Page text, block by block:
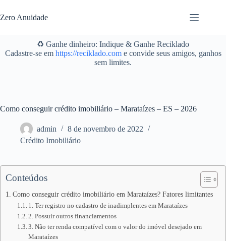
para
o
Zero Anuidade
♻️ Ganhe dinheiro: Indique & Ganhe Reciklado
Cadastre-se em https://reciklado.come convide seus amigos, ganhos
sem limites.
Como conseguir crédito imobiliário – Marataízes – ES – 2026
admin
8 de novembro de 2022
Crédito Imobiliário
Conteúdos
Como conseguir crédito imobiliário em Marataízes? Fatores limitantes
1. Ter registro no cadastro de inadimplentes em Marataízes
2. Possuir outros financiamentos
3. Não ter renda compatível com o valor do imóvel desejado em
Marataízes